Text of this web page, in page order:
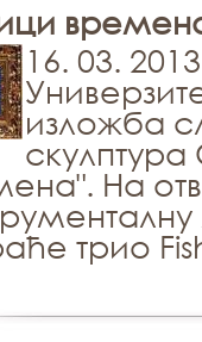
16. 03.
изложба
На
трио